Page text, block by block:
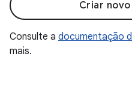
Criar
Consulte a documentação
mais.